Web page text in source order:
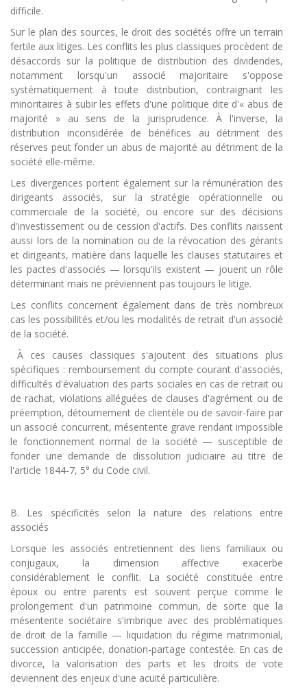
difficile.
Sur le plan des sources, le droit des sociétés offre un terrain
fertile aux litiges. Les conflits les plus classiques procèdent de
désaccords sur la politique de distribution des dividendes,
notamment lorsqu'un associé majoritaire s'oppose
systématiquement à toute distribution, contraignant les
minoritaires à subir les effets d'une politique dite d'« abus de
majorité » au sens de la jurisprudence. À l'inverse, la
distribution inconsidérée de bénéfices au détriment des
réserves peut fonder un abus de majorité au détriment de la
société elle-même.
Les divergences portent également sur la rémunération des
dirigeants associés, sur la stratégie opérationnelle ou
commerciale de la société, ou encore sur des décisions
d'investissement ou de cession d'actifs. Des conflits naissent
aussi lors de la nomination ou de la révocation des gérants
et dirigeants, matière dans laquelle les clauses statutaires et
les pactes d'associés — lorsqu'ils existent — jouent un rôle
déterminant mais ne préviennent pas toujours le litige.
Les conflits concernent également dans de très nombreux
cas les possibilités et/ou les modalités de retrait d'un associé
de la société.
À ces causes classiques s'ajoutent des situations plus
spécifiques : remboursement du compte courant d'associés,
difficultés d'évaluation des parts sociales en cas de retrait ou
de rachat, violations alléguées de clauses d'agrément ou de
préemption, détournement de clientèle ou de savoir-faire par
un associé concurrent, mésentente grave rendant impossible
le fonctionnement normal de la société — susceptible de
fonder une demande de dissolution judiciaire au titre de
l'article 1844-7, 5° du Code civil.
B. Les spécificités selon la nature des relations entre
associés
Lorsque les associés entretiennent des liens familiaux ou
conjugaux, la dimension affective exacerbe
considérablement le conflit. La société constituée entre
époux ou entre parents est souvent perçue comme le
prolongement d'un patrimoine commun, de sorte que la
mésentente sociétaire s'imbrique avec des problématiques
de droit de la famille — liquidation du régime matrimonial,
succession anticipée, donation-partage contestée. En cas de
divorce, la valorisation des parts et les droits de vote
deviennent des enjeux d'une acuité particulière.